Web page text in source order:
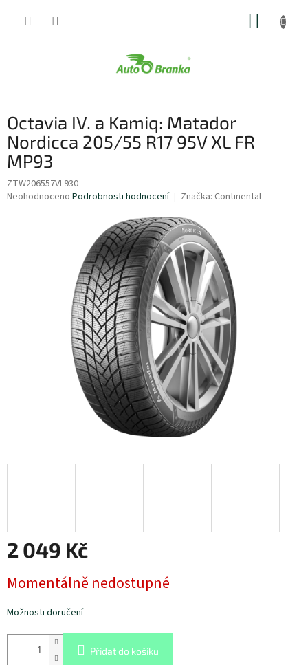
Octavia IV. a Kamiq: Matador
Nordicca 205/55 R17 95V XL FR
MP93
ZTW206557VL930
Průměrné
Neohodnoceno Podrobnosti hodnocení Značka: Continental
2 049 Kč
cena:
Momentálně nedostupné
Možnosti doručení
Přidat do košíku